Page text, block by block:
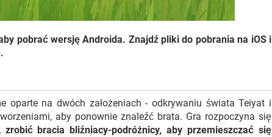
pobrać wersję Androida. Znajdź pliki do pobrania na iOS i
oparte na dwóch założeniach - odkrywaniu świata Teiyat i
aby ponownie znaleźć brata. Gra rozpoczyna się
zrobić bracia bliźniacy-podróżnicy, aby przemieszczać się